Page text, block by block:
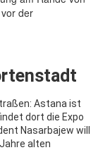
Astana ist
dort die Expo
Nasarbajew will
alten